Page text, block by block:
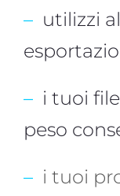
– utilizzi
– i tuoi
peso
– i tuoi